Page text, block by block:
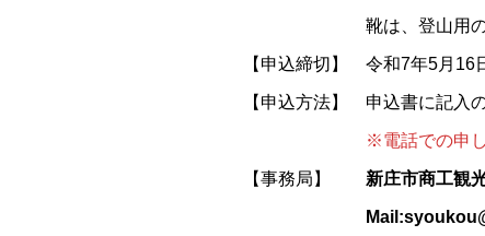
靴は、登山用の靴を
【申込締切】 令和7年5月16
【申込方法】 申込書に記入
※電話での申し込み
【事務局】 新庄市商工